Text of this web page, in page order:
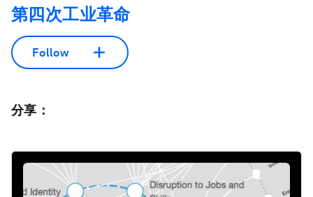
第四次工业革命
Follow
分享：